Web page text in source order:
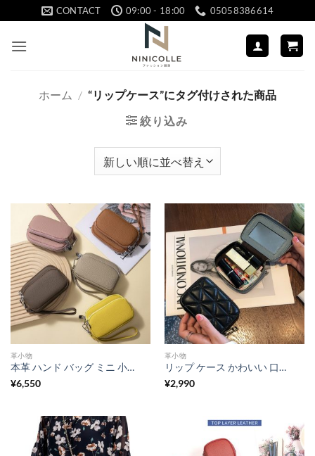
to
content
CONTACT 09:00 - 18:00 05058386614
ホーム / “リップケース”にタグ付けされた商品
絞り込み
革小物
本革 ハンド バッグ ミニ 小銭 入れ ボックス 型 小銭 入れ ミニ 財布 キーホルダー 付き 財布 ストラップ付き コインケース 小物 入れ マルチ ポーチ
¥6,550
革小物
リップ ケース かわいい 口紅 可愛い ケース リップスティック ポーチ 本革 鏡 付き リップ ケース 小銭入れ 革 カード ケース キルティング メイク ポーチ ミニ
¥2,990